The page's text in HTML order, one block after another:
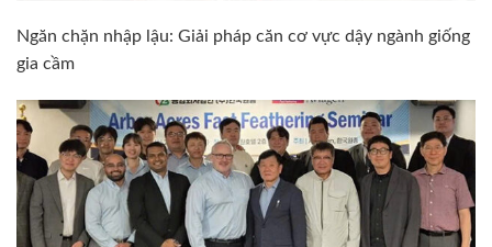
Ngăn chặn nhập lậu: Giải pháp căn cơ vực dậy ngành giống
gia cầm